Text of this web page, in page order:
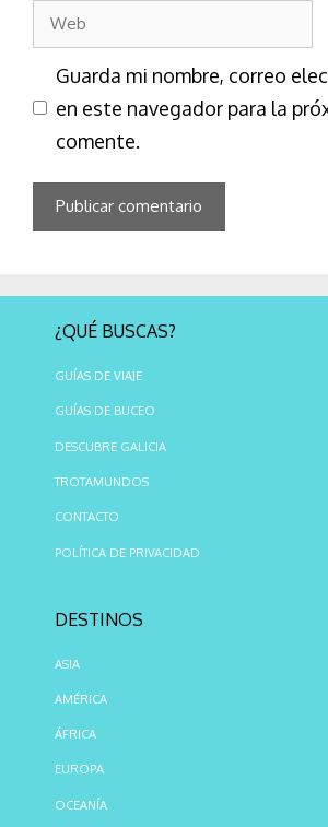
Guarda mi nombre, correo
en este navegador para la
comente.
¿QUÉ BUSCAS?
GUÍAS DE VIAJE
GUÍAS DE BUCEO
DESCUBRE GALICIA
TROTAMUNDOS
CONTACTO
POLÍTICA DE PRIVACIDAD
DESTINOS
ASIA
AMÉRICA
ÁFRICA
EUROPA
OCEANÍA